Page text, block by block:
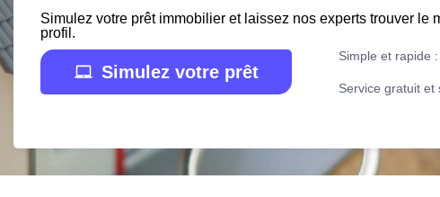
Simulez votre prêt immobilier et laissez nos experts trouver le
profil.
Simulez votre prêt
Simple et rapide
Service gratuit et